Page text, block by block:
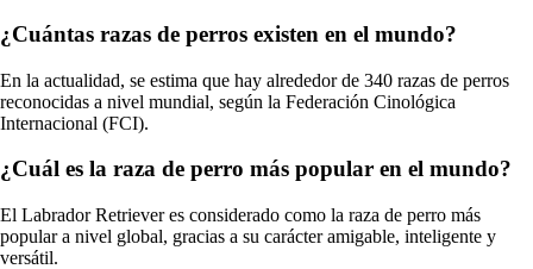
¿Cuántas razas de perros existen en el mundo?
En la actualidad, se estima que hay alrededor de 340 razas de perros
reconocidas a nivel mundial, según la Federación Cinológica
Internacional (FCI).
¿Cuál es la raza de perro más popular en el mundo?
El Labrador Retriever es considerado como la raza de perro más
popular a nivel global, gracias a su carácter amigable, inteligente y
versátil.